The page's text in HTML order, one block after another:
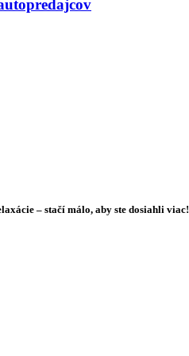
– stačí málo, aby ste dosiahli viac!